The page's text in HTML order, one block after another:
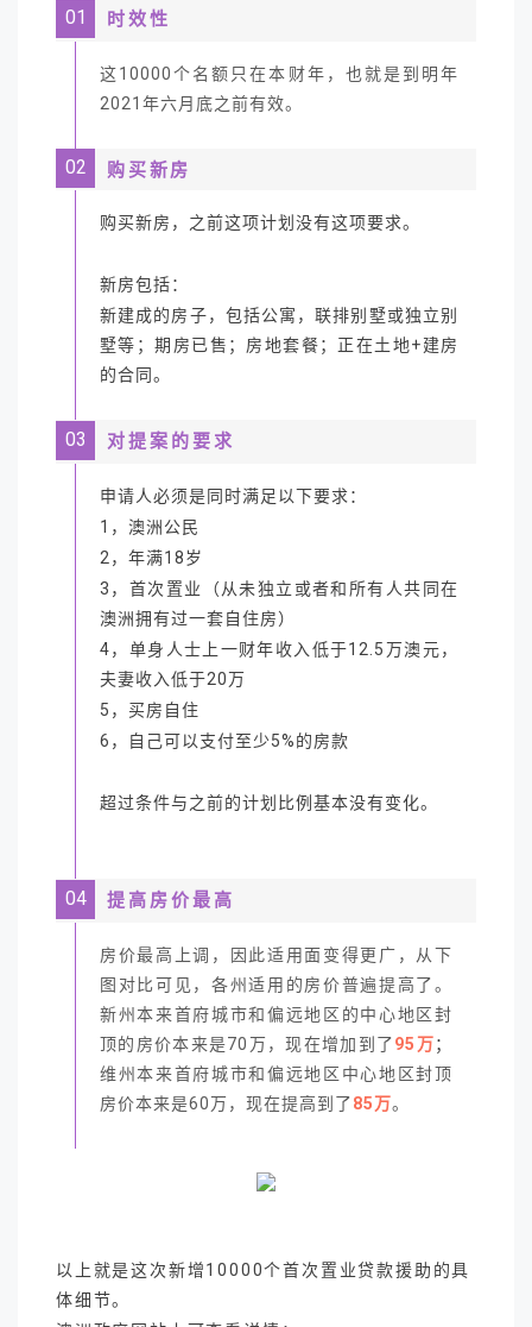
01 时效性
这10000个名额只在本财年，也就是到明年
2021年六月底之前有效。
02 购买新房
购买新房，之前这项计划没有这项要求。
新房包括：
新建成的房子，包括公寓，联排别墅或独立别
墅等；期房已售；房地套餐；正在土地+建房
的合同。
03 对提案的要求
申请人必须是同时满足以下要求：
1，澳洲公民
2，年满18岁
3，首次置业（从未独立或者和所有人共同在
澳洲拥有过一套自住房）
4，单身人士上一财年收入低于12.5万澳元，
夫妻收入低于20万
5，买房自住
6，自己可以支付至少5%的房款
超过条件与之前的计划比例基本没有变化。
04 提高房价最高
房价最高上调，因此适用面变得更广，从下
图对比可见，各州适用的房价普遍提高了。
新州本来首府城市和偏远地区的中心地区封
顶的房价本来是70万，现在增加到了95万；
维州本来首府城市和偏远地区中心地区封顶
房价本来是60万，现在提高到了85万。
以上就是这次新增10000个首次置业贷款援助的具
体细节。